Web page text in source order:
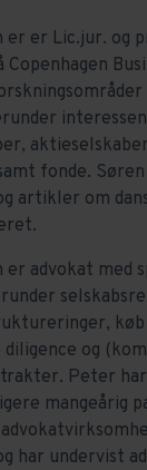
er er Lic.jur. og
fonde.
artikler om
er advokat med
køb
og
Peter
mangeårig
har undervist